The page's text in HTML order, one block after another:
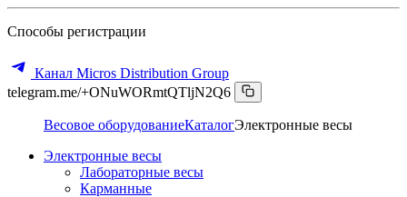
Способы регистрации
Канал Micros Distribution Group
telegram.me/+ONuWORmtQTljN2Q6
Весовое оборудованиеКаталогЭлектронные весы
Электронные весы
Лабораторные весы
Карманные